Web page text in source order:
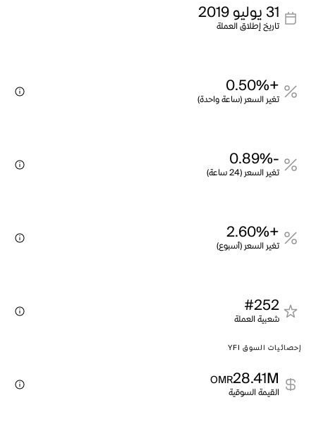
31 يوليو 2019
تاريخ إطلاق العملة
+0.50%
تغير السعر (ساعة واحدة)
-0.89%
تغير السعر (24 ساعة)
+2.60%
تغير السعر (أسبوع)
#252
شعبية العملة
إحصائيات السوق YFI
28.41M
OMR
القيمة السوقية